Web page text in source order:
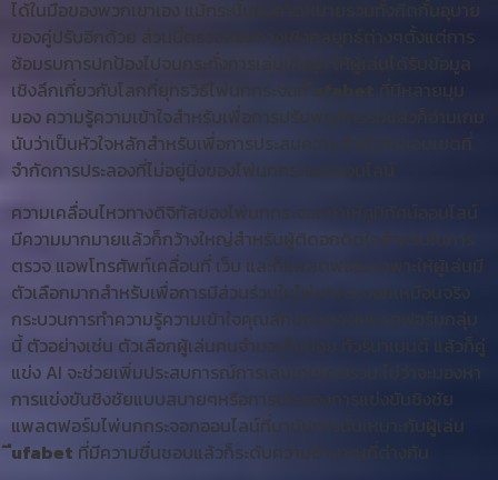
ได้ในมือของพวกเขาเอง แม้กระนั้นยังคาดหมายรวมทั้งกีดกั้นอุบาย
ของคู่ปรับอีกด้วย ส่วนนี้ตรวจสอบทางเชิงกลยุทธ์ต่างๆตั้งแต่การ
ซ้อมรบการปกป้องไปจนกระทั่งการเล่นเชิงรุก ให้ผู้เล่นได้รับข้อมูล
เชิงลึกเกี่ยวกับโลกที่ยุทธวิธีไพ่นกกระจอกีufabet
มอง ความรู้ความเข้าใจสำหรับเพื่อการปรับพฤติกรรมแล้วก็อ่านเกม
นับว่าเป็นหัวใจหลักสำหรับเพื่อการประสบความสำเร็จในขอบเขตที่
จำกัดการประลองที่ไม่อยู่นิ่งของไพ่นกกระจอกออนไลน์
ความเคลื่อนไหวทางดิจิทัลของไพ่นกกระจอกทำให้ภูมิทัศน์ออนไลน์
มีความมากมายแล้วก็กว้างใหญ่สำหรับผู้ติดอกติดใจสำหรับในการ
ตรวจ แอพโทรศัพท์เคลื่อนที่ เว็บ และก็แพลตฟอร์มเฉพาะให้ผู้เล่นมี
ตัวเลือกมากสำหรับเพื่อการมีส่วนร่วมในไพ่นกกระจอกเหมือนจริง
กระบวนการทำความรู้ความเข้าใจคุณลักษณะของแพลตฟอร์มกลุ่ม
นี้ ตัวอย่างเช่น ตัวเลือกผู้เล่นคนจำนวนไม่น้อย ทัวร์นาเมนต์ แล้วก็คู่
แข่ง AI จะช่วยเพิ่มประสบการณ์การเล่นเกมโดยรวม ไม่ว่าจะมองหา
การแข่งขันชิงชัยแบบสบายๆหรือการประลองการแข่งขันชิงชัย
แพลตฟอร์มไพ่นกกระจอกออนไลน์ที่นานัปการนั้นเหมาะกับผู้เล่น
ีufabet ที่มีความชื่นชอบแล้วก็ระดับความชำนาญที่ต่างกัน